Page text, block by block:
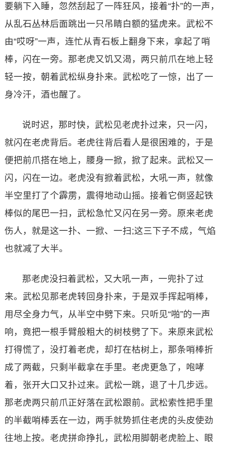
要躺下入睡，忽然刮起了一阵狂风，接着“扑”的一声，
从乱石丛林后面跳出一只吊睛白额的猛虎来。武松不
由“哎呀”一声，连忙从青石板上翻身下来，拿起了哨
棒，闪在一旁。那老虎又饥又渴，两只前爪在地上轻
轻一按，朝着武松纵身扑来。武松吃了一惊，出了一
身冷汗，酒也醒了。
说时迟，那时快，武松见老虎扑过来，只一闪，
就闪在老虎背后。老虎往背后看人是很困难的，于是
便把前爪搭在地上，腰身一掀，掀了起来。武松又一
闪，闪在一边。老虎没有掀着武松，大吼一声，就像
半空里打了个霹雳，震得地动山摇。接着它倒竖起铁
棒似的尾巴一扫，武松急忙又闪在另一旁。原来老虎
伤人，就是这一扑、一掀、一扫;这三下子不成，气焰
也就减了大半。
那老虎没扫着武松，又大吼一声，一兜扑了过
来。武松见那老虎转回身扑来，于是双手挥起哨棒，
用尽全身力气，从半空中劈下来。只听见“啪”的一声
响，竟把一根手臂般粗大的树枝劈了下。来原来武松
打得慌了，没打着老虎，却打在枯树上，那条哨棒折
成了两截，只剩半截拿在手里。老虎更急了，咆哮
着，张开大口又扑过来。武松一跳，退了十几步远。
那老虎两只前爪正好落在武松跟前。武松索性把手里
的半截哨棒丢在一边，两手就势抓住老虎的头皮使劲
往地上按。老虎拼命挣扎，武松用脚朝老虎脸上、眼